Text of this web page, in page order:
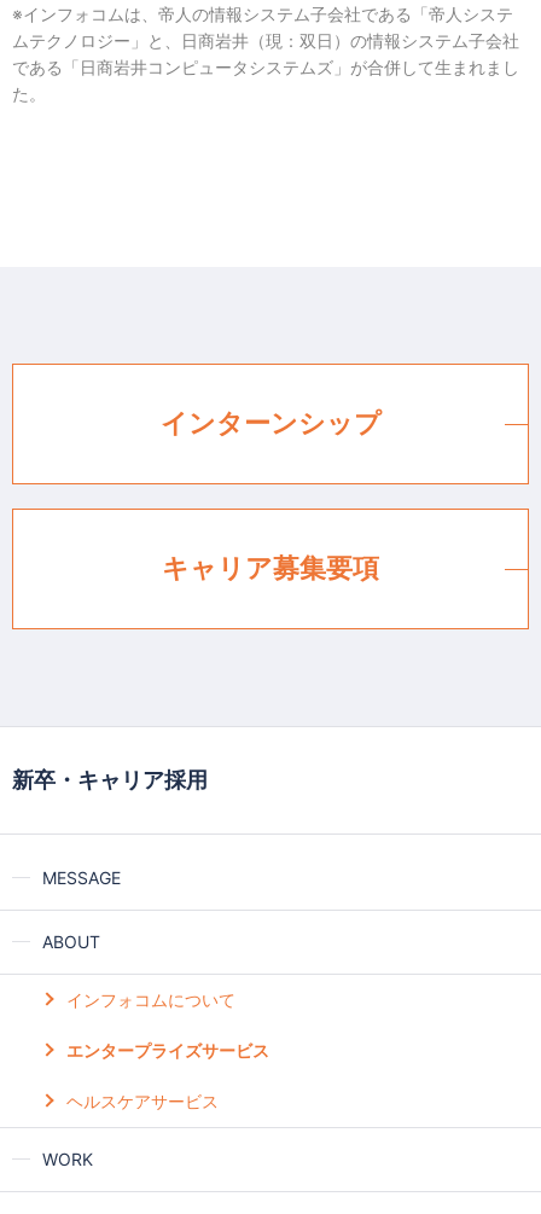
新卒・キャリア採用
MESSAGE
ABOUT
インフォコムについて
エンタープライズサービス
ヘルスケアサービス
WORK
※インフォコムは、帝人の情報システム子会社である「帝人システ
ムテクノロジー」と、日商岩井（現：双日）の情報システム子会社
である「日商岩井コンピュータシステムズ」が合併して生まれまし
た。
インターンシップ
キャリア募集要項